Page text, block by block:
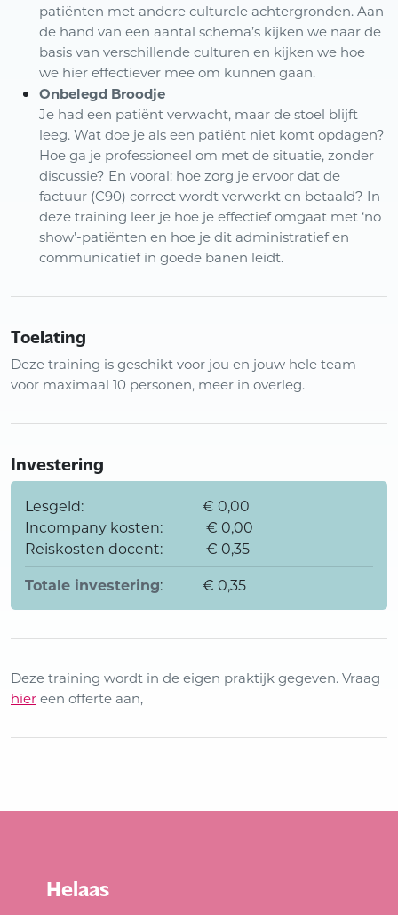
patiënten met andere culturele achtergronden. Aan
de hand van een aantal schema’s kijken we naar de
basis van verschillende culturen en kijken we hoe
we hier effectiever mee om kunnen gaan.
Onbelegd Broodje
Je had een patiënt verwacht, maar de stoel blijft
leeg. Wat doe je als een patiënt niet komt opdagen?
Hoe ga je professioneel om met de situatie, zonder
discussie? En vooral: hoe zorg je ervoor dat de
factuur (C90) correct wordt verwerkt en betaald? In
deze training leer je hoe je effectief omgaat met ‘no
show’-patiënten en hoe je dit administratief en
communicatief in goede banen leidt.
Toelating
Deze training is geschikt voor jou en jouw hele team
voor maximaal 10 personen, meer in overleg.
Investering
Lesgeld:
€ 0,00
Incompany kosten:
€ 0,00
Reiskosten docent:
€ 0,35
Totale investering: € 0,35
Deze training wordt in de eigen praktijk gegeven. Vraag
hier een offerte aan,
Helaas